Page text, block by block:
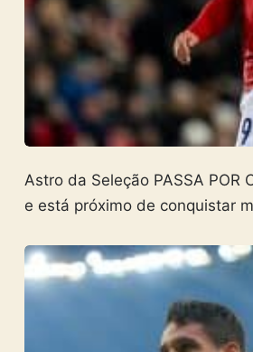
Astro da Seleção PASSA POR
e está próximo de conquistar